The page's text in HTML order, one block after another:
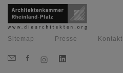
Sitemap Presse Kontakt